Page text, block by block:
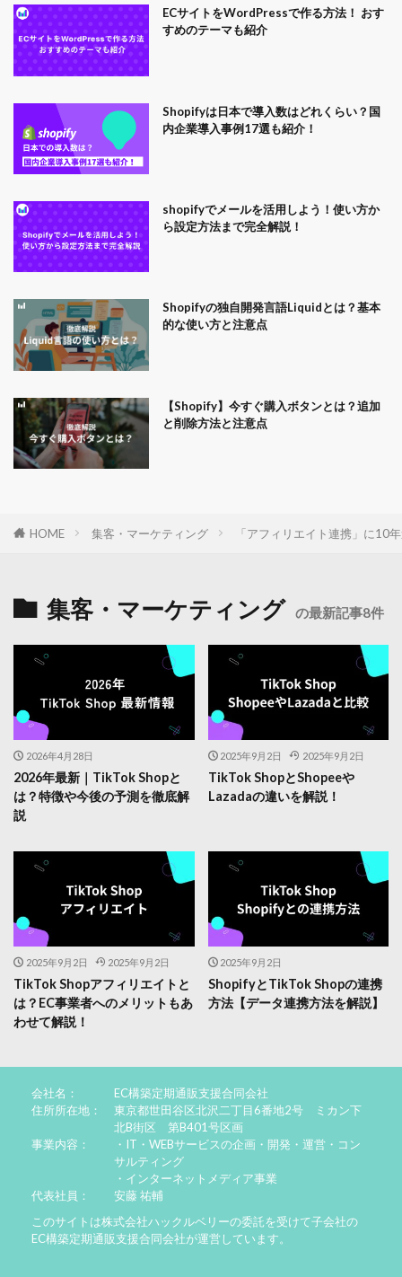
ECサイトをWordPressで作る方法！ おす
すめのテーマも紹介
Shopifyは日本で導入数はどれくらい？国
内企業導入事例17選も紹介！
shopifyでメールを活用しよう！使い方か
ら設定方法まで完全解説！
Shopifyの独自開発言語Liquidとは？基本
的な使い方と注意点
【Shopify】今すぐ購入ボタンとは？追加
と削除方法と注意点
HOME 集客・マーケティング 「アフィリエイト連携」に10
集客・マーケティング の最新記事8件
2026年4月28日
2026年最新｜TikTok Shopと
は？特徴や今後の予測を徹底解
説
2025年9月2日 2025年9月2日
TikTok ShopとShopeeや
Lazadaの違いを解説！
2025年9月2日 2025年9月2日
TikTok Shopアフィリエイトと
は？EC事業者へのメリットもあ
わせて解説！
2025年9月2日
ShopifyとTikTok Shopの連携
方法【データ連携方法を解説】
会社名：
EC構築定期通販支援合同会社
住所所在地：
東京都世田谷区北沢二丁目6番地2号 ミカン下
北B街区 第B401号区画
事業内容：
・IT・WEBサービスの企画・開発・運営・コン
サルティング
・インターネットメディア事業
代表社員：
安藤 祐輔
このサイトは株式会社ハックルベリーの委託を受けて子会社の
EC構築定期通販支援合同会社が運営しています。